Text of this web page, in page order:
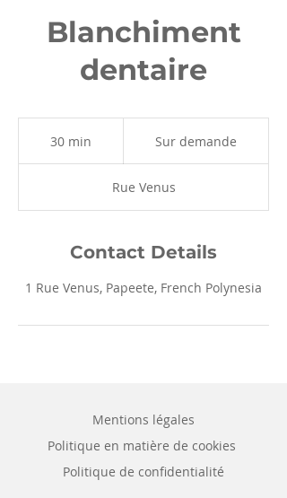
Blanchiment
dentaire
30 min
n
Sur demande
Rue Venus
Contact Details
1 Rue Venus, Papeete, French Polynesia
Mentions légales
Politique en matière de cookies
Politique de confidentialité